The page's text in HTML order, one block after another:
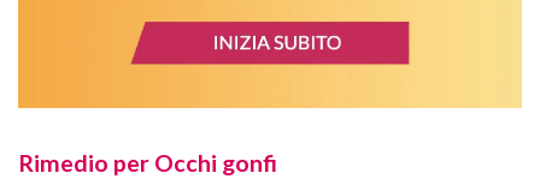
Rimedio per Occhi gonfi